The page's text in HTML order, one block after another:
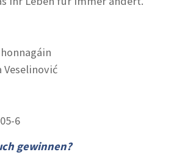
Veselinović
6
gewinnen?